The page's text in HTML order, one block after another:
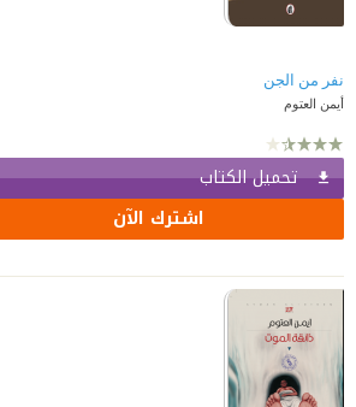
نفر من الجن
أيمن العتوم
تحميل الكتاب
اشترك الآن